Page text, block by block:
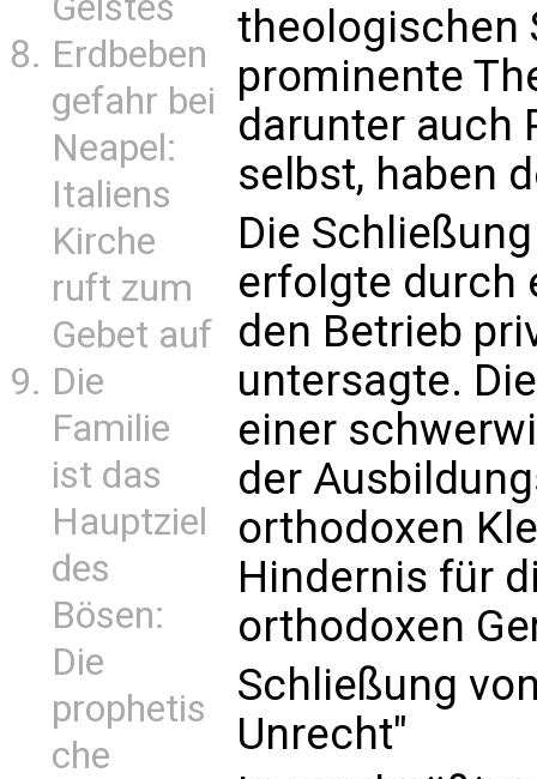
Erdbeben
gefahr bei
Neapel:
Italiens
Kirche
ruft zum
Gebet auf
Die
Familie
ist das
Hauptziel
des
Bösen:
Die
prophetis
che
theologischen
prominente
darunter auch
selbst, haben
Die
erfolgte durch
den Betrieb
untersagte.
einer
der
orthodoxen
Hindernis für
orthodoxen
Schließung
Unrecht"